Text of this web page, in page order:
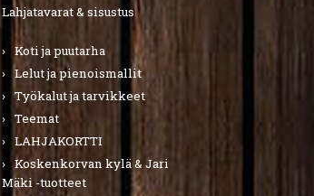
Lahjatavarat & sisustus
Koti ja puutarha
Lelut ja pienoismallit
Työkalut ja tarvikkeet
Teemat
LAHJAKORTTI
Koskenkorvan kylä & Jari
Mäki -tuotteet